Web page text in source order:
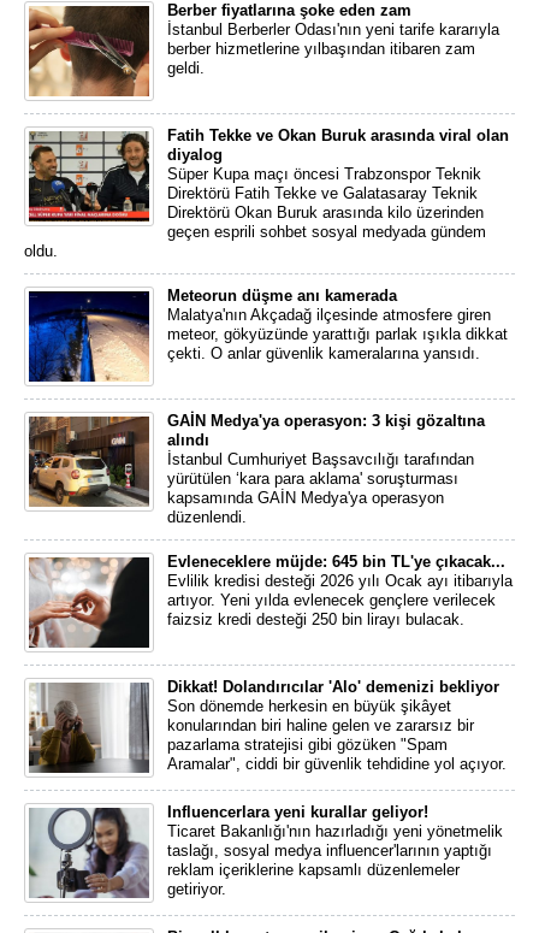
Berber fiyatlarına şoke eden zam
İstanbul Berberler Odası'nın yeni tarife kararıyla
berber hizmetlerine yılbaşından itibaren zam
geldi.
Fatih Tekke ve Okan Buruk arasında viral olan
diyalog
Süper Kupa maçı öncesi Trabzonspor Teknik
Direktörü Fatih Tekke ve Galatasaray Teknik
Direktörü Okan Buruk arasında kilo üzerinden
geçen esprili sohbet sosyal medyada gündem
oldu.
Meteorun düşme anı kamerada
Malatya'nın Akçadağ ilçesinde atmosfere giren
meteor, gökyüzünde yarattığı parlak ışıkla dikkat
çekti. O anlar güvenlik kameralarına yansıdı.
GAİN Medya'ya operasyon: 3 kişi gözaltına
alındı
İstanbul Cumhuriyet Başsavcılığı tarafından
yürütülen ‘kara para aklama' soruşturması
kapsamında GAİN Medya'ya operasyon
düzenlendi.
Evleneceklere müjde: 645 bin TL'ye çıkacak...
Evlilik kredisi desteği 2026 yılı Ocak ayı itibarıyla
artıyor. Yeni yılda evlenecek gençlere verilecek
faizsiz kredi desteği 250 bin lirayı bulacak.
Dikkat! Dolandırıcılar 'Alo' demenizi bekliyor
Son dönemde herkesin en büyük şikâyet
konularından biri haline gelen ve zararsız bir
pazarlama stratejisi gibi gözüken "Spam
Aramalar", ciddi bir güvenlik tehdidine yol açıyor.
Influencerlara yeni kurallar geliyor!
Ticaret Bakanlığı'nın hazırladığı yeni yönetmelik
taslağı, sosyal medya influencer'larının yaptığı
reklam içeriklerine kapsamlı düzenlemeler
getiriyor.